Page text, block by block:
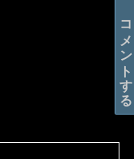
コメントする